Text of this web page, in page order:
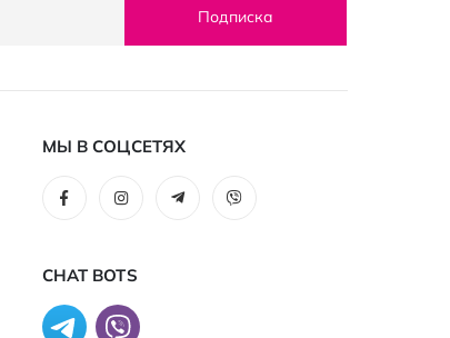
Подписка
МЫ В СОЦСЕТЯХ
CHAT BOTS